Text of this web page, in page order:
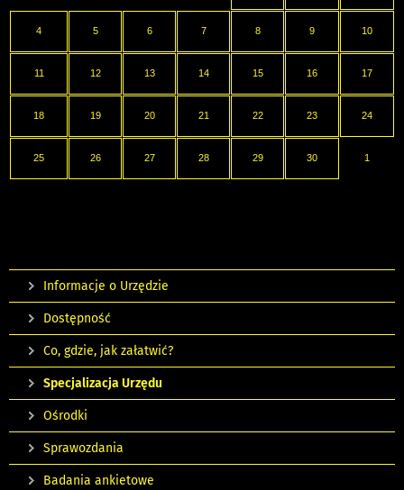
4 5 6 7 8 9 10
11 12 13 14 15 16 17
18 19 20 21 22 23 24
25 26 27 28 29 30 1
Informacje o Urzędzie
Dostępność
Co, gdzie, jak załatwić?
Specjalizacja Urzędu
Ośrodki
Sprawozdania
Badania ankietowe